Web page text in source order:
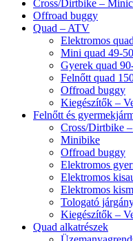
Cross/Dirtbike –
Offroad buggy
Quad – ATV
Elektromos quad
Mini quad 49-
Gyerek quad
Felnőtt quad
Offroad buggy
Kiegészítők –
Felnőtt és
Cross/Dirtbike
Minibike
Offroad buggy
Elektromos
Elektromos
Elektromos
Tologató
Kiegészítők –
Quad alkatrészek